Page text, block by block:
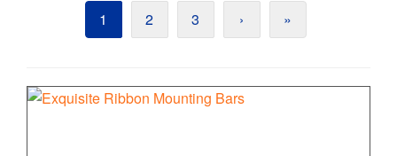
1 2 3 › »